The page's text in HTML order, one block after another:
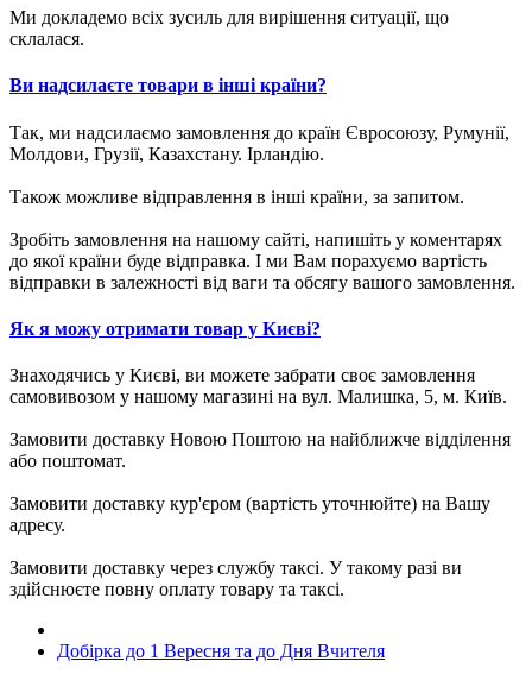
Ми докладемо всіх зусиль для вирішення ситуації, що
склалася.
Ви надсилаєте товари в інші країни?
Так, ми надсилаємо замовлення до країн Євросоюзу, Румунії,
Молдови, Грузії, Казахстану. Ірландію.
Також можливе відправлення в інші країни, за запитом.
Зробіть замовлення на нашому сайті, напишіть у коментарях
до якої країни буде відправка. І ми Вам порахуємо вартість
відправки в залежності від ваги та обсягу вашого замовлення.
Як я можу отримати товар у Києві?
Знаходячись у Києві, ви можете забрати своє замовлення
самовивозом у нашому магазині на вул. Малишка, 5, м. Київ.
Замовити доставку Новою Поштою на найближче відділення
або поштомат.
Замовити доставку кур'єром (вартість уточнюйте) на Вашу
адресу.
Замовити доставку через службу таксі. У такому разі ви
здійснюєте повну оплату товару та таксі.
Добірка до 1 Вересня та до Дня Вчителя